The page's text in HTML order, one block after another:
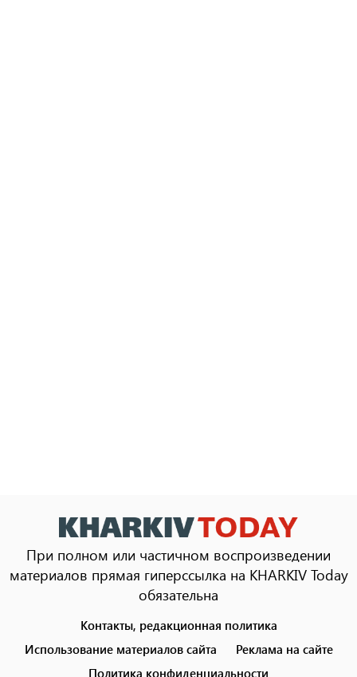
При полном или частичном воспроизведении
материалов прямая гиперссылка на KHARKIV Today
обязательна
menu
Контакты, редакционная политика
Использование материалов сайта
Реклама на сайте
Политика конфиденциальности